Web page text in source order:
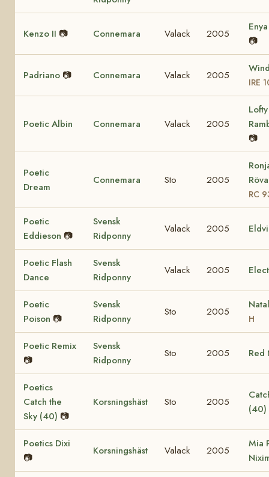
Kenzo II 📷 Connemara Valack 2005
📷
Padriano 📷 Connemara Valack 2005
IRE
Poetic Albin Connemara Valack 2005
📷
Poetic
Dream
Connemara Sto 2005
RC
Poetic
Eddieson 📷
Svensk
Ridponny
Valack 2005
Poetic Flash
Dance
Svensk
Ridponny
Valack 2005
Poetic
Poison 📷
Svensk
Ridponny
Sto 2005
H
Poetic Remix
📷
Svensk
Ridponny
Sto 2005 Red
Poetics
Catch the
Sky (40) 📷
Korsningshäst Sto 2005
(40)
Poetics Dixi
📷
Korsningshäst Valack 2005
Mia